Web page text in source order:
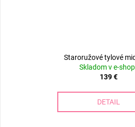
Staroružové tylové
Skladom v e-
139 €
DETAIL